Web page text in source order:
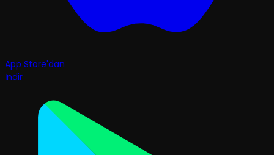
App Store'dan
İndir